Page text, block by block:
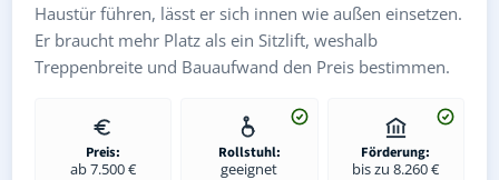
Haustür führen, lässt er sich innen wie außen einsetzen.
Er braucht mehr Platz als ein Sitzlift, weshalb
Treppenbreite und Bauaufwand den Preis bestimmen.
Preis:
ab 7.500 €
Rollstuhl:
geeignet
Förderung:
bis zu 8.260 €